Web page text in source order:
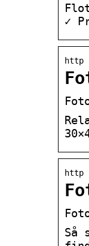
✓
http
http
Så